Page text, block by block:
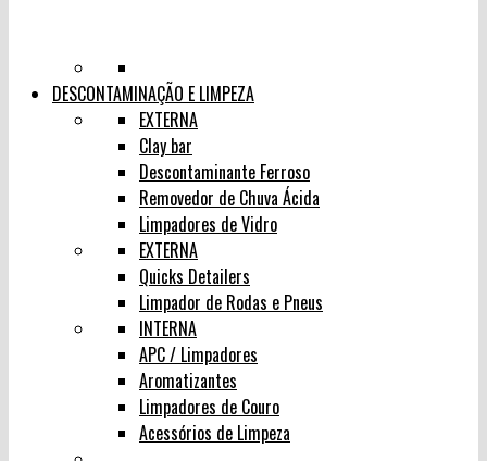
DESCONTAMINAÇÃO E LIMPEZA
EXTERNA
Clay bar
Descontaminante Ferroso
Removedor de Chuva Ácida
Limpadores de Vidro
EXTERNA
Quicks Detailers
Limpador de Rodas e Pneus
INTERNA
APC / Limpadores
Aromatizantes
Limpadores de Couro
Acessórios de Limpeza